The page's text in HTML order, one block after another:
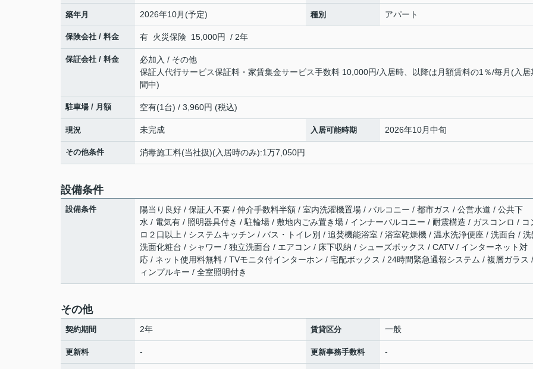
築年月 2026年10月(予定) 種別 アパート
保険会社 / 料金 有 火災保険 15,000円 / 2年
保証会社 / 料金
必加入 / その他
保証人代行サービス保証料・家賃集金サービス手数料 10,000円/入居時、以降は月額賃料の1％/毎月(入居
間中)
駐車場 / 月額 空有(1台) / 3,960円 (税込)
現況 未完成 入居可能時期 2026年10月中旬
その他条件 消毒施工料(当社扱)(入居時のみ):1万7,050円
設備条件
設備条件
陽当り良好 / 保証人不要 / 仲介手数料半額 / 室内洗濯機置場 / バルコニー / 都市ガス / 公営水道 / 公共下
水 / 電気有 / 照明器具付き / 駐輪場 / 敷地内ごみ置き場 / インナーバルコニー / 耐震構造 / ガスコンロ / コ
ロ２口以上 / システムキッチン / バス・トイレ別 / 追焚機能浴室 / 浴室乾燥機 / 温水洗浄便座 / 洗面台 / 洗
洗面化粧台 / シャワー / 独立洗面台 / エアコン / 床下収納 / シューズボックス / CATV / インターネット対
応 / ネット使用料無料 / TVモニタ付インターホン / 宅配ボックス / 24時間緊急通報システム / 複層ガラス
ィンプルキー / 全室照明付き
その他
契約期間 2年 賃貸区分 一般
更新料 - 更新事務手数料 -